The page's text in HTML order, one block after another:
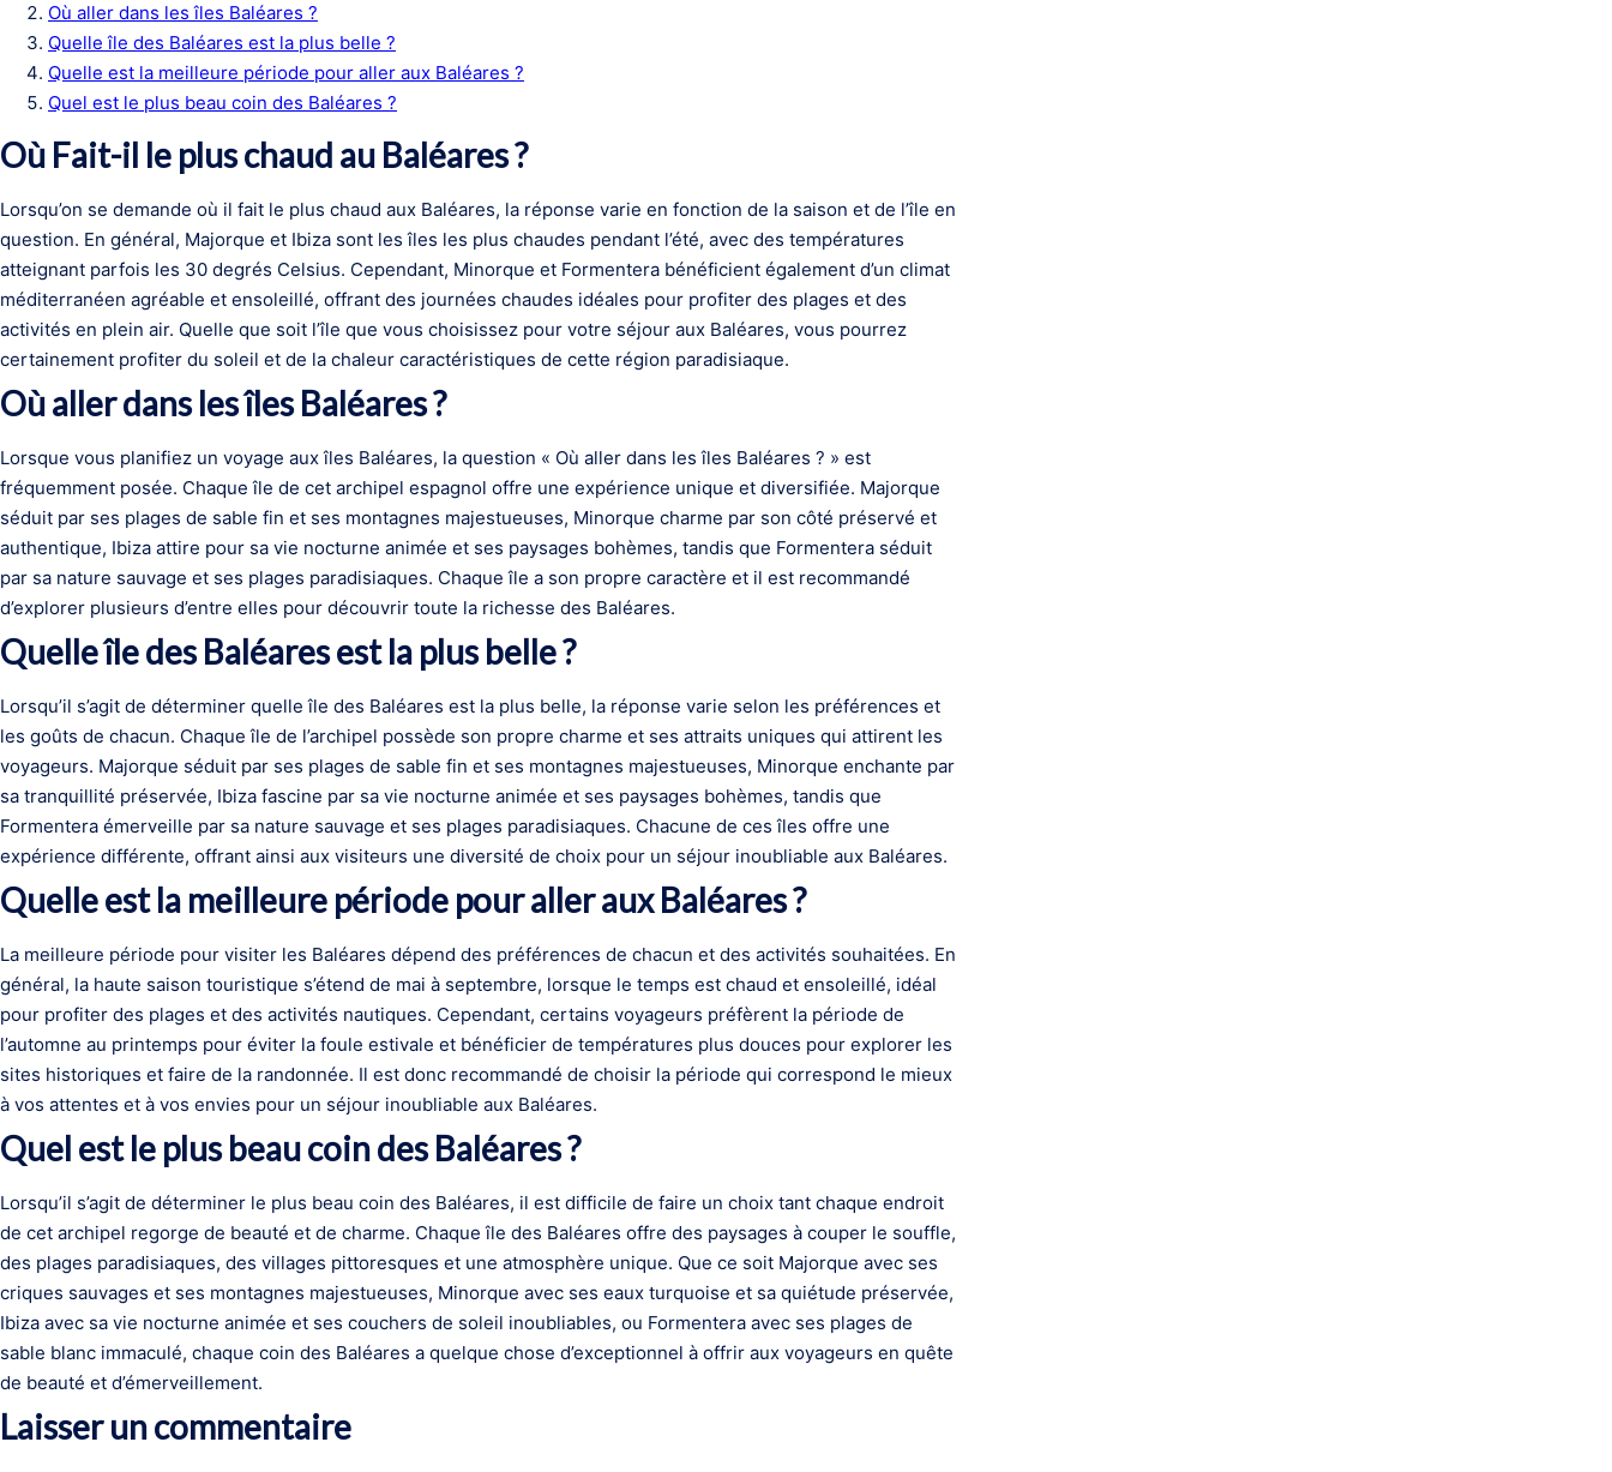
Où aller dans les îles Baléares ?
Quelle île des Baléares est la plus belle ?
Quelle est la meilleure période pour aller aux Baléares ?
Quel est le plus beau coin des Baléares ?
Où Fait-il le plus chaud au Baléares ?
Lorsqu’on se demande où il fait le plus chaud aux Baléares, la réponse varie en fonction de la saison et de l’île en
question. En général, Majorque et Ibiza sont les îles les plus chaudes pendant l’été, avec des températures
atteignant parfois les 30 degrés Celsius. Cependant, Minorque et Formentera bénéficient également d’un climat
méditerranéen agréable et ensoleillé, offrant des journées chaudes idéales pour profiter des plages et des
activités en plein air. Quelle que soit l’île que vous choisissez pour votre séjour aux Baléares, vous pourrez
certainement profiter du soleil et de la chaleur caractéristiques de cette région paradisiaque.
Où aller dans les îles Baléares ?
Lorsque vous planifiez un voyage aux îles Baléares, la question « Où aller dans les îles Baléares ? » est
fréquemment posée. Chaque île de cet archipel espagnol offre une expérience unique et diversifiée. Majorque
séduit par ses plages de sable fin et ses montagnes majestueuses, Minorque charme par son côté préservé et
authentique, Ibiza attire pour sa vie nocturne animée et ses paysages bohèmes, tandis que Formentera séduit
par sa nature sauvage et ses plages paradisiaques. Chaque île a son propre caractère et il est recommandé
d’explorer plusieurs d’entre elles pour découvrir toute la richesse des Baléares.
Quelle île des Baléares est la plus belle ?
Lorsqu’il s’agit de déterminer quelle île des Baléares est la plus belle, la réponse varie selon les préférences et
les goûts de chacun. Chaque île de l’archipel possède son propre charme et ses attraits uniques qui attirent les
voyageurs. Majorque séduit par ses plages de sable fin et ses montagnes majestueuses, Minorque enchante par
sa tranquillité préservée, Ibiza fascine par sa vie nocturne animée et ses paysages bohèmes, tandis que
Formentera émerveille par sa nature sauvage et ses plages paradisiaques. Chacune de ces îles offre une
expérience différente, offrant ainsi aux visiteurs une diversité de choix pour un séjour inoubliable aux Baléares.
Quelle est la meilleure période pour aller aux Baléares ?
La meilleure période pour visiter les Baléares dépend des préférences de chacun et des activités souhaitées. En
général, la haute saison touristique s’étend de mai à septembre, lorsque le temps est chaud et ensoleillé, idéal
pour profiter des plages et des activités nautiques. Cependant, certains voyageurs préfèrent la période de
l’automne au printemps pour éviter la foule estivale et bénéficier de températures plus douces pour explorer les
sites historiques et faire de la randonnée. Il est donc recommandé de choisir la période qui correspond le mieux
à vos attentes et à vos envies pour un séjour inoubliable aux Baléares.
Quel est le plus beau coin des Baléares ?
Lorsqu’il s’agit de déterminer le plus beau coin des Baléares, il est difficile de faire un choix tant chaque endroit
de cet archipel regorge de beauté et de charme. Chaque île des Baléares offre des paysages à couper le souffle,
des plages paradisiaques, des villages pittoresques et une atmosphère unique. Que ce soit Majorque avec ses
criques sauvages et ses montagnes majestueuses, Minorque avec ses eaux turquoise et sa quiétude préservée,
Ibiza avec sa vie nocturne animée et ses couchers de soleil inoubliables, ou Formentera avec ses plages de
sable blanc immaculé, chaque coin des Baléares a quelque chose d’exceptionnel à offrir aux voyageurs en quête
de beauté et d’émerveillement.
Laisser un commentaire